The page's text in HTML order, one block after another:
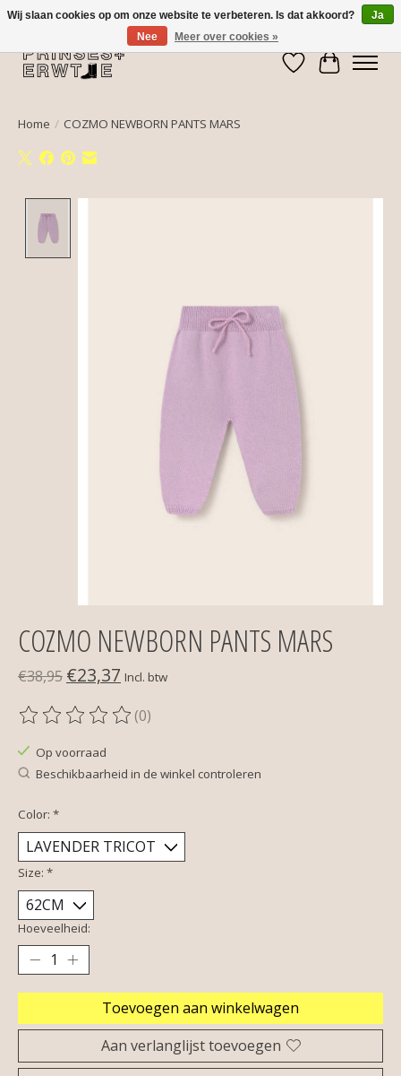
Verlanglijst
Home / COZMO NEWBORN PANTS MARS
COZMO NEWBORN PANTS MARS
€38,95 €23,37 Incl. btw
De beoordeling van dit product is
(0)
Op voorraad
Beschikbaarheid in de winkel controleren
Color: *
Size: *
Hoeveelheid:
Toevoegen aan winkelwagen
Aan verlanglijst toevoegen
Wij slaan cookies op om onze website te verbeteren. Is dat akkoord?
Ja
Nee
Meer over cookies »